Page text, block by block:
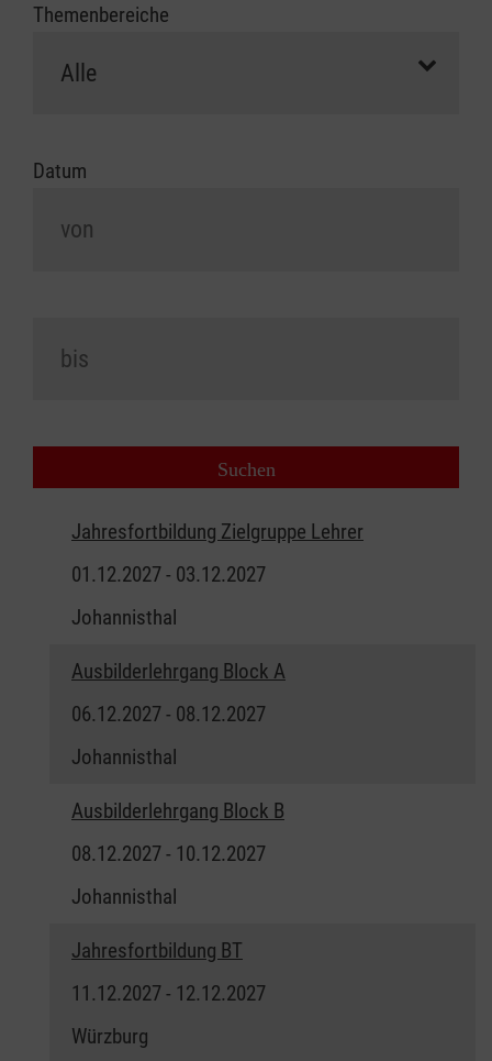
Themenbereiche
Datum
Jahresfortbildung Zielgruppe Lehrer
01.12.2027 - 03.12.2027
Johannisthal
Ausbilderlehrgang Block A
06.12.2027 - 08.12.2027
Johannisthal
Ausbilderlehrgang Block B
08.12.2027 - 10.12.2027
Johannisthal
Jahresfortbildung BT
11.12.2027 - 12.12.2027
Würzburg